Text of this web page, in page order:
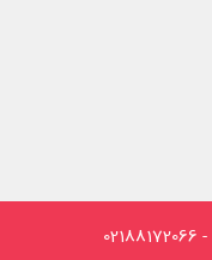
-
02188172066